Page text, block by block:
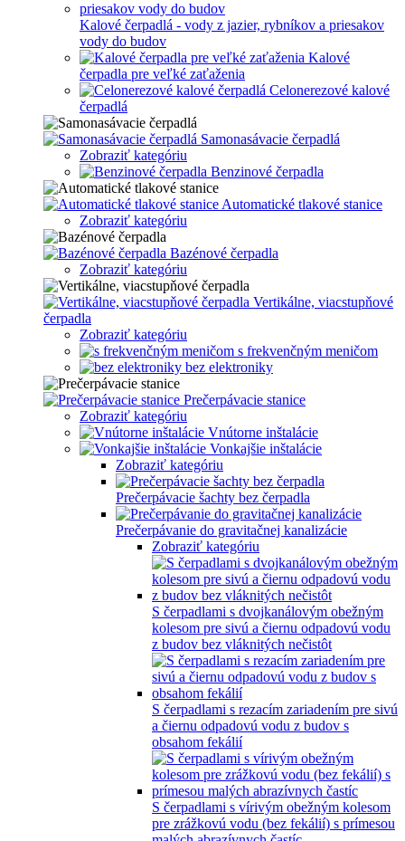
Kalové čerpadlá - vody z jazier, rybníkov a priesakov
vody do budov
Kalové
čerpadla pre veľké zaťaženia
Celonerezové kalové
čerpadlá
Samonasávacie čerpadlá
Zobraziť kategóriu
Benzinové čerpadla
Automatické tlakové stanice
Zobraziť kategóriu
Bazénové čerpadla
Zobraziť kategóriu
Vertikálne, viacstupňové
čerpadla
Zobraziť kategóriu
s frekvenčným meničom
bez elektroniky
Prečerpávacie stanice
Zobraziť kategóriu
Vnútorne inštalácie
Vonkajšie inštalácie
Zobraziť kategóriu
Prečerpávacie šachty bez čerpadla
Prečerpávanie do gravitačnej kanalizácie
Zobraziť kategóriu
S čerpadlami s dvojkanálovým obežným
kolesom pre sivú a čiernu odpadovú vodu
z budov bez vláknitých nečistôt
S čerpadlami s rezacím zariadením pre sivú
a čiernu odpadovú vodu z budov s
obsahom fekálií
S čerpadlami s vírivým obežným kolesom
pre zrážkovú vodu (bez fekálií) s prímesou